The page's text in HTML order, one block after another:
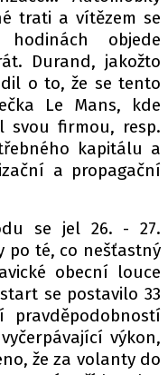
trati a vítězem se
objede
Durand, jakožto
o to, že se tento
Le Mans, kde
svou firmou, resp.
kapitálu a
a propagační
se jel 26. - 27.
po té, co nešťastný
obecní louce
se postavilo 33
výkon,
že za volanty do